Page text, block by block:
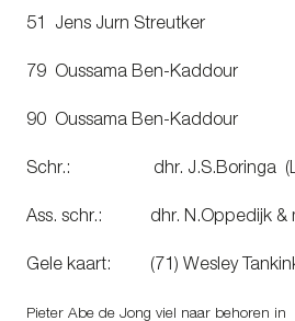
51 Jens Jurn
79 Oussama Ben-
90 Oussama Ben-
Schr.: dhr. J.S.Boringa
Ass. schr.: dhr. N.Oppedijk &
Gele kaart: (71) Wesley
Pieter Abe de Jong viel naar behoren in